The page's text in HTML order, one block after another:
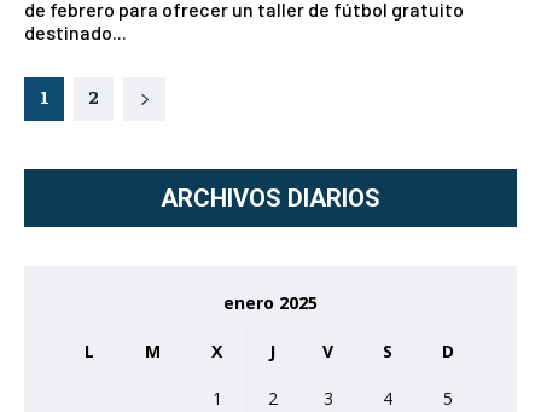
de febrero para ofrecer un taller de fútbol gratuito
destinado...
1 2
ARCHIVOS DIARIOS
enero 2025
L M X J V S D
1 2 3 4
5